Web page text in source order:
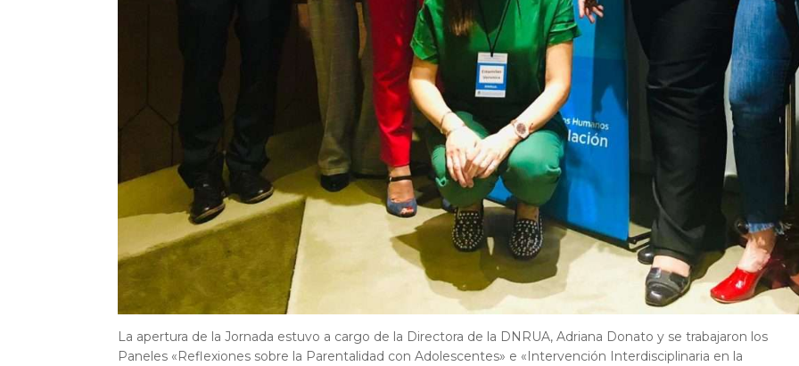
La apertura de la Jornada estuvo a cargo de la Directora de la DNRUA, Adriana Donato y se trabajaron los
Paneles «Reflexiones sobre la Parentalidad con Adolescentes» e «Intervención Interdisciplinaria en la